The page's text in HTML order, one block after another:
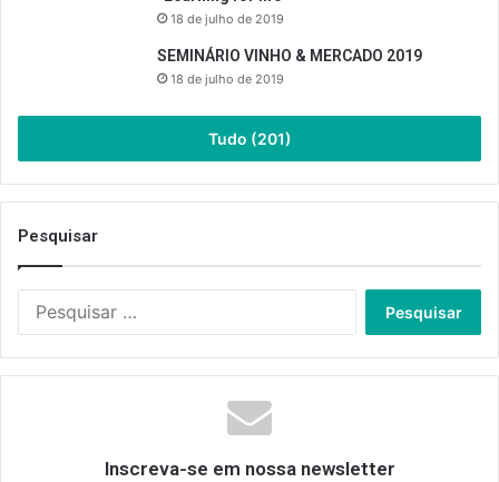
18 de julho de 2019
SEMINÁRIO VINHO & MERCADO 2019
18 de julho de 2019
Tudo (201)
Pesquisar
Inscreva-se em nossa newsletter